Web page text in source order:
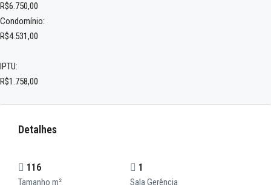
R$6.750,00
Condomínio:
R$4.531,00
IPTU:
R$1.758,00
Detalhes
116
Tamanho m²
1
Sala Gerência